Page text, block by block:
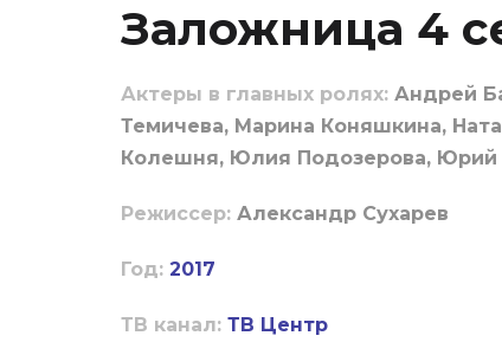
Сейчас вы смотрите
Заложница 4
Актеры в главных ролях: Андрей
Темичева, Марина Коняшкина,
Колешня, Юлия Подозерова, Юрий
Режиссер: Александр Сухарев
Год: 2017
ТВ канал: ТВ Центр